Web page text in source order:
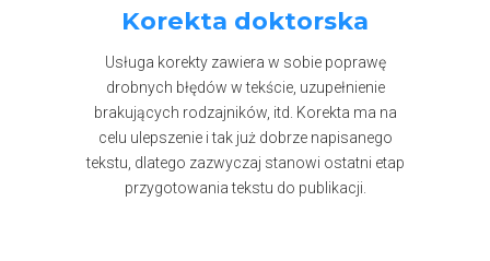
Korekta doktorska
Usługa korekty zawiera w sobie poprawę
drobnych błędów w tekście, uzupełnienie
brakujących rodzajników, itd. Korekta ma na
celu ulepszenie i tak już dobrze napisanego
tekstu, dlatego zazwyczaj stanowi ostatni etap
przygotowania tekstu do publikacji.